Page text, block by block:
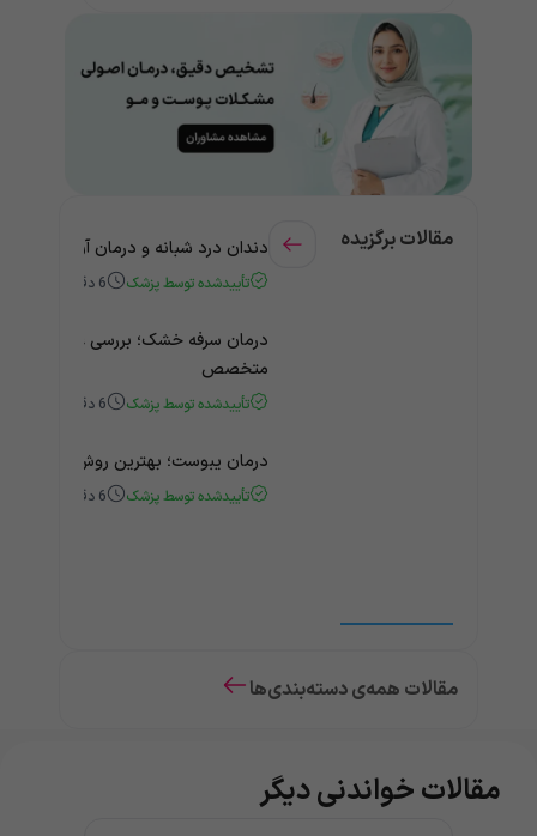
مقالات برگزیده دندان درد شبانه و درمان آن +
تأییدشده توسط پزشک 6 دقیقه
درمان سرفه خشک؛ بررسی علت و
متخصص
تأییدشده توسط پزشک 6 دقیقه
درمان یبوست؛ بهترین روش‌های
تأییدشده توسط پزشک 6 دقیقه
مقالات همه‌ی دسته‌بندی‌ها
مقالات خواندنی دیگر